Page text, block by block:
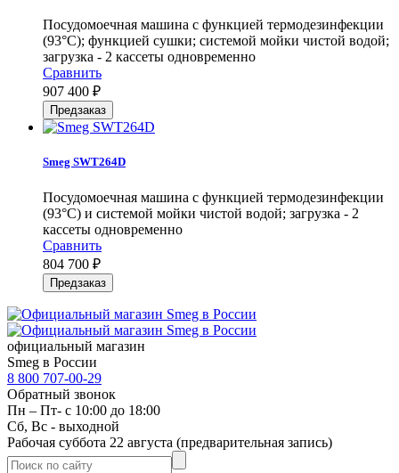
Посудомоечная машина с функцией термодезинфекции
(93°С); функцией сушки; системой мойки чистой водой;
загрузка - 2 кассеты одновременно
Сравнить
907 400 ₽
Smeg SWT264D
Посудомоечная машина с функцией термодезинфекции
(93°С) и системой мойки чистой водой; загрузка - 2
кассеты одновременно
Сравнить
804 700 ₽
официальный магазин
Smeg в России
8 800 707-00-29
Обратный звонок
Пн – Пт- с 10:00 до 18:00
Сб, Вс - выходной
Рабочая суббота 22 августа (предварительная запись)